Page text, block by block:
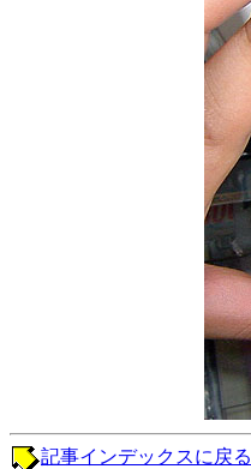
記事インデックスに戻る